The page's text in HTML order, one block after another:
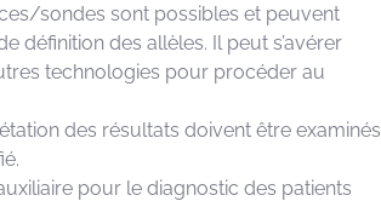
sondes sont possibles et peuvent
définition des allèles. Il peut s’avérer
technologies pour procéder au
des résultats doivent être examinés
pour le diagnostic des patients